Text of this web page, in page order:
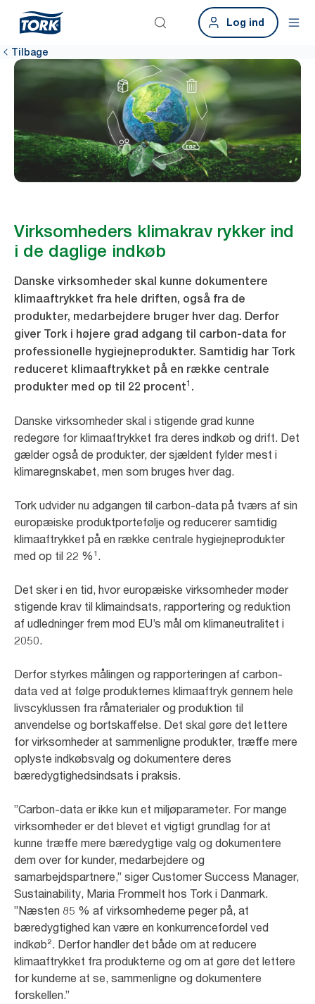
Log ind
Tilbage
Virksomheders klimakrav rykker ind
i de daglige indkøb
Danske virksomheder skal kunne dokumentere
klimaaftrykket fra hele driften, også fra de
produkter, medarbejdere bruger hver dag. Derfor
giver Tork i højere grad adgang til carbon-data for
professionelle hygiejneprodukter. Samtidig har Tork
reduceret klimaaftrykket på en række centrale
produkter med op til 22 procent1 .
Danske virksomheder skal i stigende grad kunne
redegøre for klimaaftrykket fra deres indkøb og drift. Det
gælder også de produkter, der sjældent fylder mest i
klimaregnskabet, men som bruges hver dag.
Tork udvider nu adgangen til carbon-data på tværs af sin
europæiske produktportefølje og reducerer samtidig
klimaaftrykket på en række centrale hygiejneprodukter
med op til 22 %¹.
Det sker i en tid, hvor europæiske virksomheder møder
stigende krav til klimaindsats, rapportering og reduktion
af udledninger frem mod EU’s mål om klimaneutralitet i
2050.
Derfor styrkes målingen og rapporteringen af carbon-
data ved at følge produkternes klimaaftryk gennem hele
livscyklussen fra råmaterialer og produktion til
anvendelse og bortskaffelse. Det skal gøre det lettere
for virksomheder at sammenligne produkter, træffe mere
oplyste indkøbsvalg og dokumentere deres
bæredygtighedsindsats i praksis.
”Carbon-data er ikke kun et miljøparameter. For mange
virksomheder er det blevet et vigtigt grundlag for at
kunne træffe mere bæredygtige valg og dokumentere
dem over for kunder, medarbejdere og
samarbejdspartnere,” siger Customer Success Manager,
Sustainability, Maria Frommelt hos Tork i Danmark.
”Næsten 85 % af virksomhederne peger på, at
bæredygtighed kan være en konkurrencefordel ved
indkøb². Derfor handler det både om at reducere
klimaaftrykket fra produkterne og om at gøre det lettere
for kunderne at se, sammenligne og dokumentere
forskellen.”